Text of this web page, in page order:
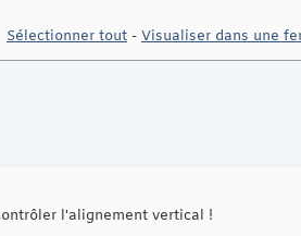
Sélectionner tout - Visualiser dans une
l'alignement vertical !